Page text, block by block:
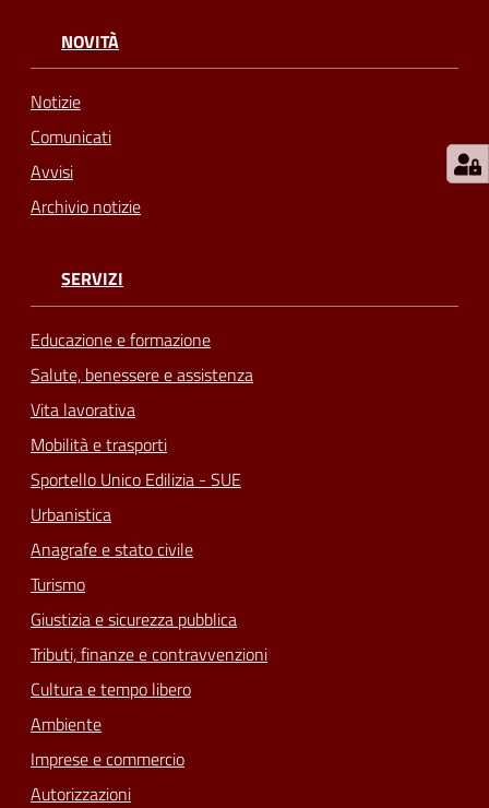
NOVITÀ
Notizie
Comunicati
Avvisi
Archivio notizie
SERVIZI
Educazione e formazione
Salute, benessere e assistenza
Vita lavorativa
Mobilità e trasporti
Sportello Unico Edilizia - SUE
Urbanistica
Anagrafe e stato civile
Turismo
Giustizia e sicurezza pubblica
Tributi, finanze e contravvenzioni
Cultura e tempo libero
Ambiente
Imprese e commercio
Autorizzazioni